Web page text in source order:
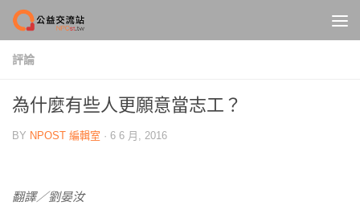
Skip to content
評論
為什麼有些人更願意當志工？
BY NPOST 編輯室 · 6 6 月, 2016
翻譯／劉晏汝